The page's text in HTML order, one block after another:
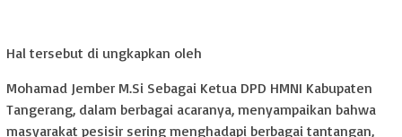
Hal tersebut di ungkapkan oleh
Mohamad Jember M.Si Sebagai Ketua DPD HMNI Kabupaten
Tangerang, dalam berbagai acaranya, menyampaikan bahwa
masyarakat pesisir sering menghadapi berbagai tantangan,